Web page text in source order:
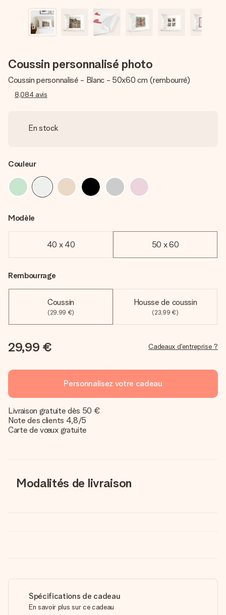
Coussin personnalisé photo
Coussin personnalisé - Blanc - 50x60 cm (rembourré)
8,084 avis
En stock
Couleur
Modèle
40 x 40 50 x 60
Rembourrage
Coussin
(29,99 €)
Housse de coussin
(23,99 €)
29,99 € Cadeaux d'entreprise ?
Personnalisez votre cadeau
Livraison gratuite dès 50 €
Note des clients 4,8/5
Carte de vœux gratuite
Modalités de livraison
Spécifications de cadeau
En savoir plus sur ce cadeau